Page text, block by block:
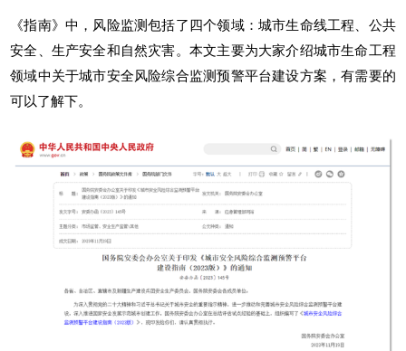
《指南》中，风险监测包括了四个领域： 城市生命线工程、公共
安全、生产安全和自然灾害。本文主要为大家介绍城市生命工程
领域中关于城市安全风险综合监测预警平台建设方案，有需要的
可以了解下。